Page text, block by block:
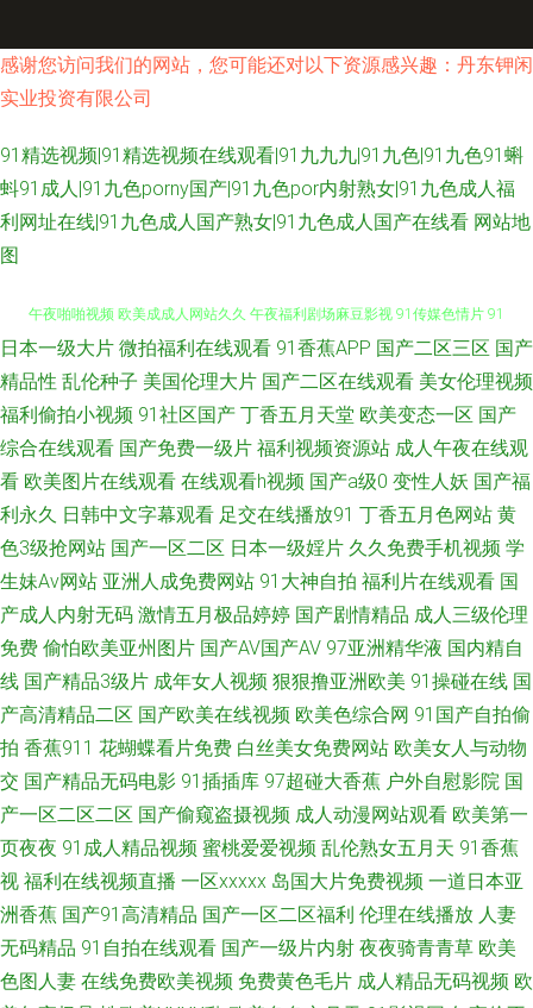
感谢您访问我们的网站，您可能还对以下资源感兴趣：丹东钾闲
实业投资有限公司
91精选视频|91精选视频在线观看|91九九九|91九色|91九色91蝌
蚪91成人|91九色porny国产|91九色por内射熟女|91九色成人福
利网址在线|91九色成人国产熟女|91九色成人国产在线看 网站地
图
久久国产精品影院 人妻在线国产精品 91综合娱乐 超碰人人在线91 国产精品
午夜啪啪视频 欧美成成人网站久久 午夜福利剧场麻豆影视 91传媒色情片 91
福利群 91福利无码专区中 三级成人色网 日韩精品色色 麻豆国产免费福利 超
最新网址你懂得 99一区二区三区四虎 激情六月天婷婷 欧美精品性爱91 伊人
院入口一二三 99精品热看 91综合网 日韩精品伦理 亚洲av伦理精品 97在线
视频免费观看 久久蜜桃网 蜜芽极品视觉盛宴 国产综合在线不卡 www大香蕉
伊人av 日韩经典久久 精品午夜 91在线白丝 91福利导航站 91网精品 95热艹
精品久久AV大香蕉 男人av网站 深夜av 先锋影视资源Va 中文字幕有码第39页
亚洲免费在线视频肏屄 日本小视免费 成人福利社区 日韩精品在线人妻 伦理
片免费在线观看 91麻豆人妻有码中出 91在线资源网 岛国精品在线播放 激情
日本一级大片 微拍福利在线观看 91香蕉APP 国产二区三区 国产
精品性 乱伦种子 美国伦理大片 国产二区在线观看 美女伦理视频
福利偷拍小视频 91社区国产 丁香五月天堂 欧美变态一区 国产
综合在线观看 国产免费一级片 福利视频资源站 成人午夜在线观
看 欧美图片在线观看 在线观看h视频 国产a级0 变性人妖 国产福
利永久 日韩中文字幕观看 足交在线播放91 丁香五月色网站 黄
色3级抢网站 国产一区二区 日本一级婬片 久久免费手机视频 学
生妹Av网站 亚洲人成免费网站 91大神自拍 福利片在线观看 国
产成人内射无码 激情五月极品婷婷 国产剧情精品 成人三级伦理
免费 偷怕欧美亚州图片 国产AV国产AV 97亚洲精华液 国内精自
线 国产精品3级片 成年女人视频 狠狠撸亚洲欧美 91操碰在线 国
产高清精品二区 国产欧美在线视频 欧美色综合网 91国产自拍偷
拍 香蕉911 花蝴蝶看片免费 白丝美女免费网站 欧美女人与动物
交 国产精品无码电影 91插插库 97超碰大香蕉 户外自慰影院 国
产一区二区二区 国产偷窥盗摄视频 成人动漫网站观看 欧美第一
页夜夜 91成人精品视频 蜜桃爱爱视频 乱伦熟女五月天 91香蕉
视 福利在线视频直播 一区xxxxx 岛国大片免费视频 一道日本亚
洲香蕉 国产91高清精品 国产一区二区福利 伦理在线播放 人妻
无码精品 91自拍在线观看 国产一级片内射 夜夜骑青青草 欧美
色图人妻 在线免费欧美视频 免费黄色毛片 成人精品无码视频 欧